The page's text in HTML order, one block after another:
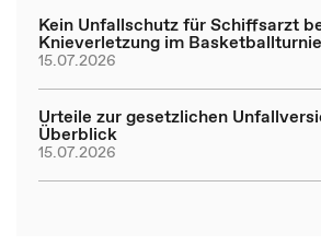
Kein Unfallschutz für Schiffsarzt
Knieverletzung im
15.07.2026
Urteile zur gesetzlichen
Überblick
15.07.2026